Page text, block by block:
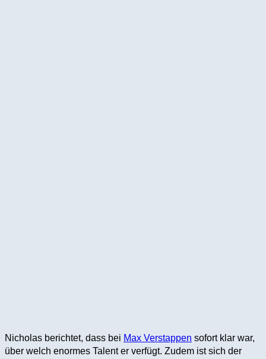
Nicholas berichtet, dass bei Max Verstappen sofort klar war,
über welch enormes Talent er verfügt. Zudem ist sich der